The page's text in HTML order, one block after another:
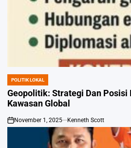
POSTED
IN
POLITIK LOKAL
Geopolitik: Strategi Dan Posisi
Kawasan Global
on
November 1, 2025 Kenneth Scott